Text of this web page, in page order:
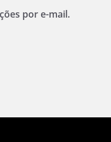
por e-mail.